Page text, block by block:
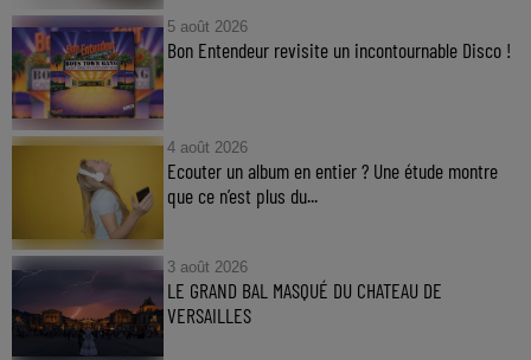
5 août 2026
Bon Entendeur revisite un incontournable Disco !
4 août 2026
Ecouter un album en entier ? Une étude montre
que ce n’est plus du...
3 août 2026
LE GRAND BAL MASQUÉ DU CHATEAU DE
VERSAILLES